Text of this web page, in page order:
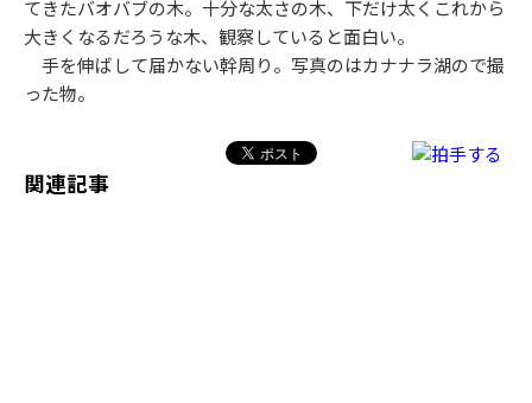
てきたバオバブの木。十分な太さの木、下だけ太くこれから
大きくなるだろうな木、観察していると面白い。
手を伸ばして届かない幹周り。写真のはカナナラ湖ので撮
った物。
関連記事